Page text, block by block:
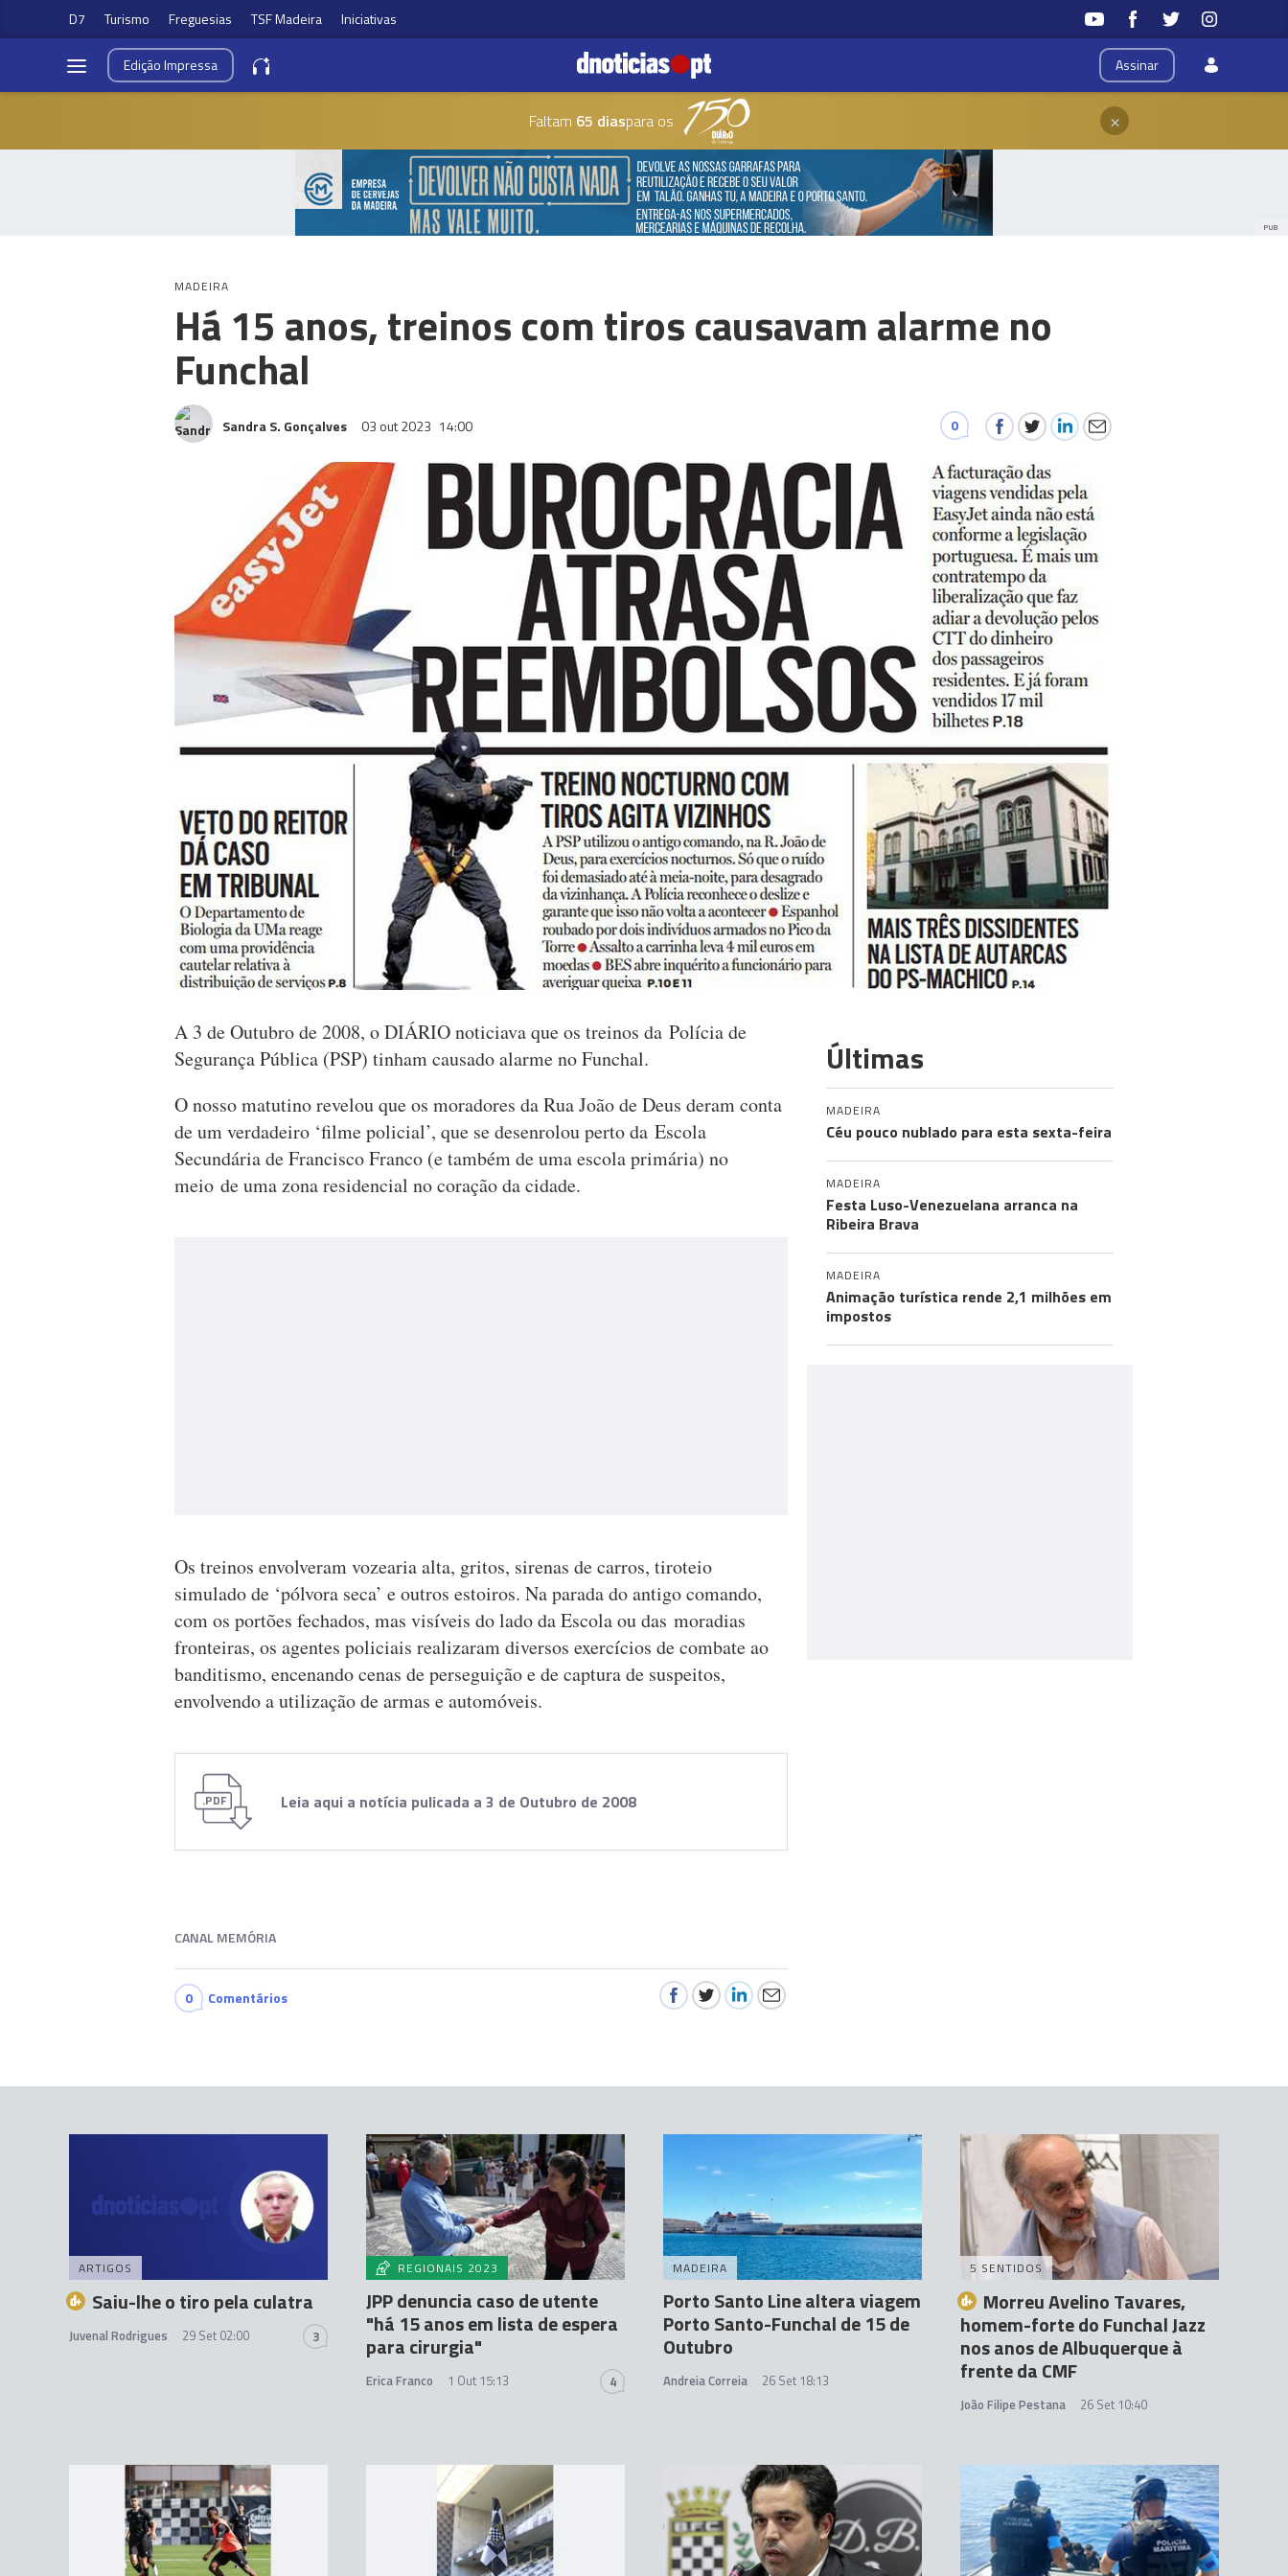
D7 Turismo Freguesias TSF Madeira Iniciativas
Assinar
EdiçãoImpressa
Faltam 65 diaspara os ×
PUB
MADEIRA
Há 15 anos, treinos com tiros causavam alarme no
Funchal
Sandra S. Gonçalves 03 out 2023 14:00 0
A 3 de Outubro de 2008, o DIÁRIO noticiava que os treinos da Polícia de
Segurança Pública (PSP) tinham causado alarme no Funchal.
O nosso matutino revelou que os moradores da Rua João de Deus deram conta
de um verdadeiro ‘filme policial’, que se desenrolou perto da Escola
Secundária de Francisco Franco (e também de uma escola primária) no
meio de uma zona residencial no coração da cidade.
Os treinos envolveram vozearia alta, gritos, sirenas de carros, tiroteio
simulado de ‘pólvora seca’ e outros estoiros. Na parada do antigo comando,
com os portões fechados, mas visíveis do lado da Escola ou das moradias
fronteiras, os agentes policiais realizaram diversos exercícios de combate ao
banditismo, encenando cenas de perseguição e de captura de suspeitos,
envolvendo a utilização de armas e automóveis.
.PDF Leia aqui a notícia pulicada a 3 de Outubro de 2008
CANAL MEMÓRIA
0 Comentários
Últimas
MADEIRA
Céu pouco nublado para esta sexta-feira
MADEIRA
Festa Luso-Venezuelana arranca na
Ribeira Brava
MADEIRA
Animação turística rende 2,1 milhões em
impostos
ARTIGOS
Saiu-lhe o tiro pela culatra
Juvenal Rodrigues 29 Set 02:00 3
REGIONAIS 2023
JPP denuncia caso de utente
"há 15 anos em lista de espera
para cirurgia"
Erica Franco 1 Out 15:13 4
MADEIRA
Porto Santo Line altera viagem
Porto Santo-Funchal de 15 de
Outubro
Andreia Correia 26 Set 18:13
5 SENTIDOS
Morreu Avelino Tavares,
homem-forte do Funchal Jazz
nos anos de Albuquerque à
frente da CMF
João Filipe Pestana 26 Set 10:40